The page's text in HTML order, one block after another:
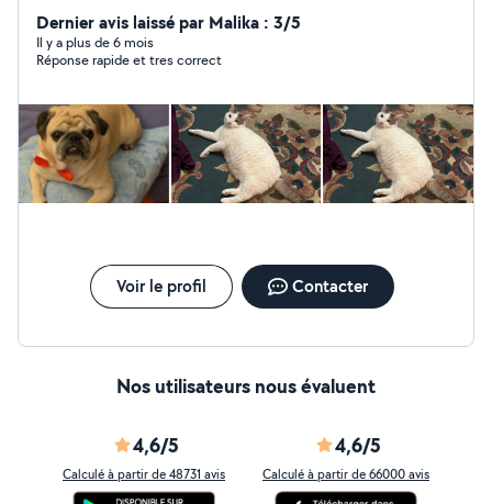
Dernier avis laissé par Malika : 3/5
Il y a plus de 6 mois
Réponse rapide et tres correct
Voir le profil Contacter
Nos utilisateurs nous évaluent
4,6/5
Calculé à partir de 48731 avis
4,6/5
Calculé à partir de 66000 avis